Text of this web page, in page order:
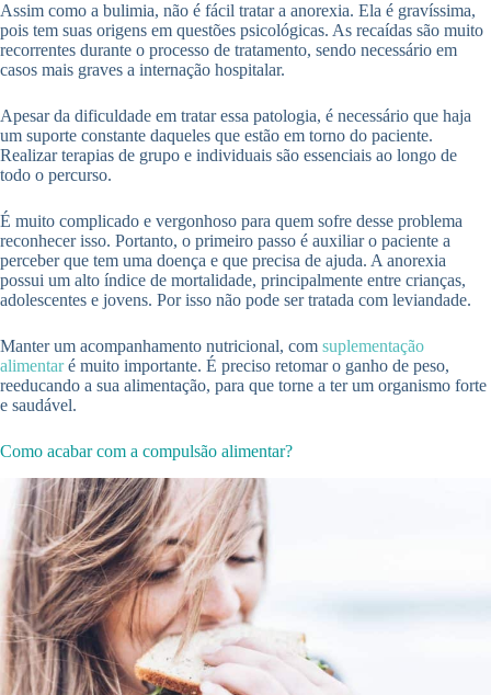
Assim como a bulimia, não é fácil tratar a anorexia. Ela é gravíssima,
pois tem suas origens em questões psicológicas. As recaídas são muito
recorrentes durante o processo de tratamento, sendo necessário em
casos mais graves a internação hospitalar.
Apesar da dificuldade em tratar essa patologia, é necessário que haja
um suporte constante daqueles que estão em torno do paciente.
Realizar terapias de grupo e individuais são essenciais ao longo de
todo o percurso.
É muito complicado e vergonhoso para quem sofre desse problema
reconhecer isso. Portanto, o primeiro passo é auxiliar o paciente a
perceber que tem uma doença e que precisa de ajuda. A anorexia
possui um alto índice de mortalidade, principalmente entre crianças,
adolescentes e jovens. Por isso não pode ser tratada com leviandade.
Manter um acompanhamento nutricional, com suplementação
alimentaré muito importante. É preciso retomar o ganho de peso,
reeducando a sua alimentação, para que torne a ter um organismo forte
e saudável.
Como acabar com a compulsão alimentar?